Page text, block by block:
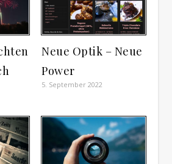
Neue Optik – Neue
Power
5. September 2022